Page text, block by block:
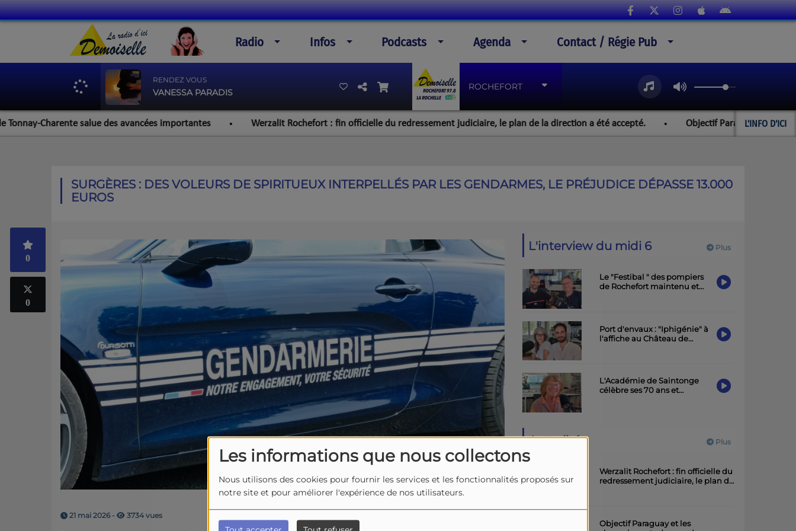
Les informations que nous collectons
Nous utilisons des cookies pour fournir les services et les fonctionnalités proposés sur
notre site et pour améliorer l'expérience de nos utilisateurs.
Radio Infos Podcasts Agenda Contact / Régie Pub
RENDEZ VOUS
VANESSA PARADIS
ROCHEFORT
L'INFO D'ICI
salue des avancées importantes Werzalit Rochefort : fin officielle du redressement judiciaire, le plan de la direction a été accepté. Objectif Paraguay et les
SURGÈRES : DES VOLEURS DE SPIRITUEUX INTERPELLÉS PAR LES GENDARMES, LE PRÉJUDICE DÉPASSE 13.000
EUROS
0
0
21 mai 2026 - 3734 vues
Plus
L'interview du midi 6
Le "Festibal " des pompiers
de Rochefort maintenu et
Port d'envaux : "Iphigénie" à
l'affiche au Château de
L'Académie de Saintonge
célèbre ses 70 ans et
Plus
Actualités
Werzalit Rochefort : fin officielle du
redressement judiciaire, le plan de
Objectif Paraguay et les